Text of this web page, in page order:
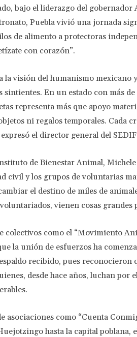
bajo el liderazgo del
Puebla vivió una jornada
de alimento a protectoras
con corazón”.
la visión del humanismo mexicano
sintientes. En un estado con más
representa más que apoyo
ni regalos temporales. Cada
el director general del
de Bienestar Animal,
civil y los grupos de voluntarias
el destino de miles de
vienen cosas grandes
colectivos como el “Movimiento
la unión de esfuerzos ha
recibido, pues reconocieron
desde hace años, luchan por
asociaciones como “Cuenta
hasta la capital